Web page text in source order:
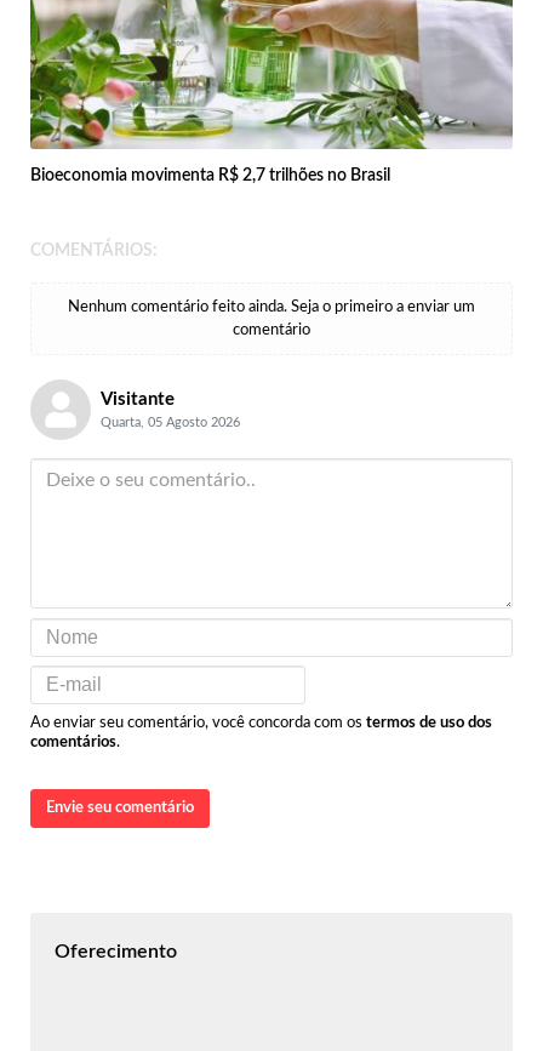
Bioeconomia movimenta R$ 2,7 trilhões no Brasil
COMENTÁRIOS:
Nenhum comentário feito ainda. Seja o primeiro a enviar um
comentário
Visitante
Quarta, 05 Agosto 2026
Ao enviar seu comentário, você concorda com os termos de uso dos
comentários.
Envie seu comentário
Oferecimento